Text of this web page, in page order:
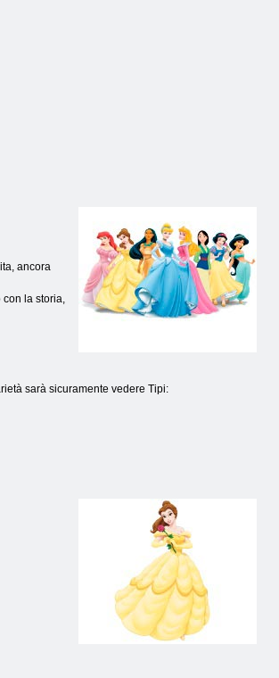
ancora
la storia,
sarà sicuramente vedere Tipi: